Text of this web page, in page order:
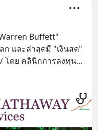
Buffett"
และล่าสุดมี "เงินสด"
โดย คลินิกการลงทุน